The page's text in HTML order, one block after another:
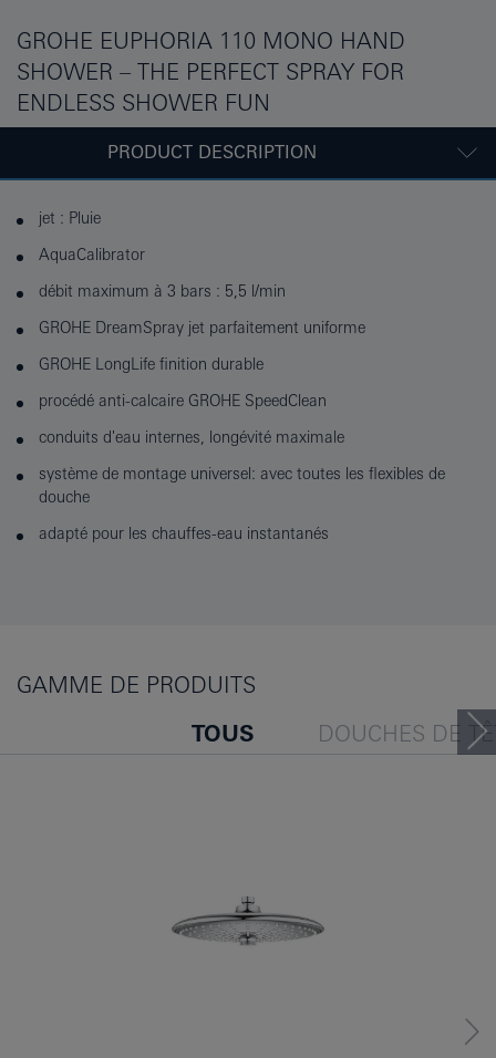
GROHE EUPHORIA 110 MONO HAND
SHOWER – THE PERFECT SPRAY FOR
ENDLESS SHOWER FUN
PRODUCT DESCRIPTION
jet : Pluie
AquaCalibrator
débit maximum à 3 bars : 5,5 l/min
GROHE DreamSpray jet parfaitement uniforme
GROHE LongLife finition durable
procédé anti-calcaire GROHE SpeedClean
conduits d'eau internes, longévité maximale
système de montage universel: avec toutes les flexibles de
douche
adapté pour les chauffes-eau instantanés
GAMME DE PRODUITS
TOUS
DOUCHES DE